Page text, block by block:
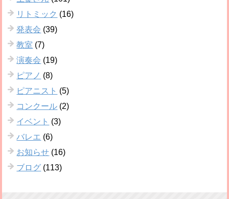
リトミック (16)
発表会 (39)
教室 (7)
演奏会 (19)
ピアノ (8)
ピアニスト (5)
コンクール (2)
イベント (3)
バレエ (6)
お知らせ (16)
ブログ (113)